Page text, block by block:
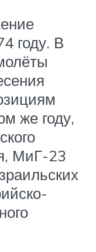
году. В
же году,
МиГ-23